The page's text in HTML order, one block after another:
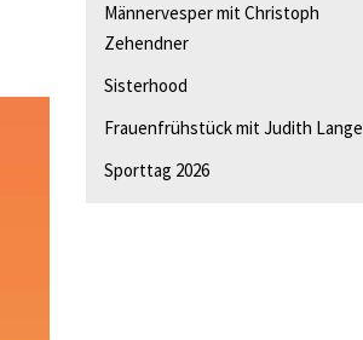
Männervesper mit Christoph
Zehendner
Sisterhood
Frauenfrühstück mit Judith Lange
Sporttag 2026